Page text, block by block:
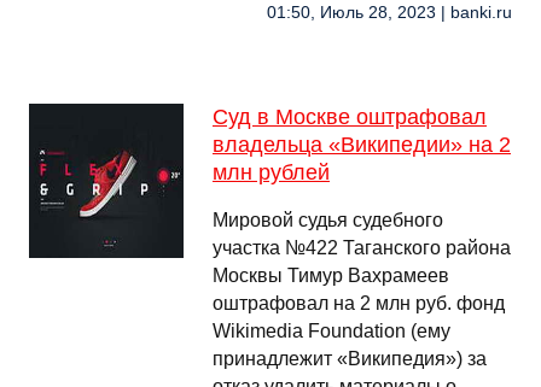
01:50, Июль 28, 2023 | banki.ru
Суд в Москве оштрафовал
владельца «Википедии» на 2
млн рублей
Мировой судья судебного
участка №422 Таганского района
Москвы Тимур Вахрамеев
оштрафовал на 2 млн руб. фонд
Wikimedia Foundation (ему
принадлежит «Википедия») за